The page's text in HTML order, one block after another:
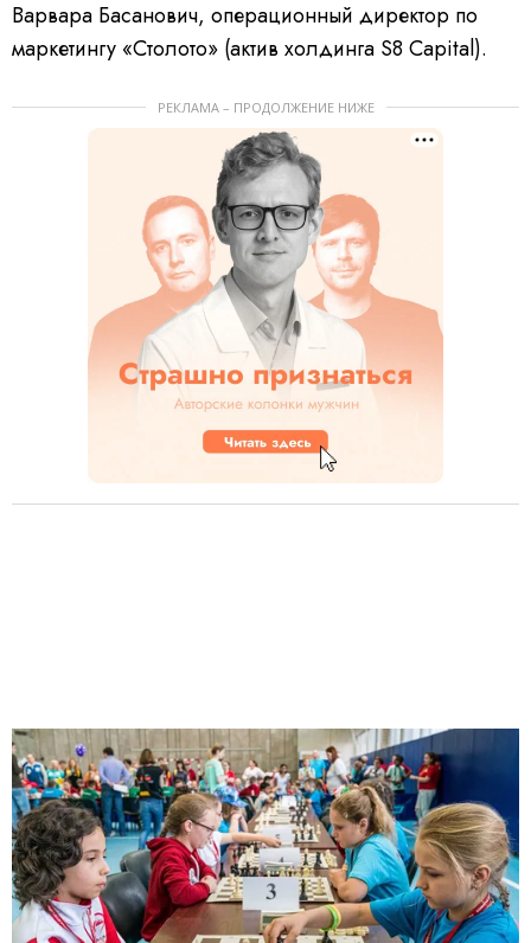
Варвара Басанович, операционный директор по
маркетингу «Столото» (актив холдинга S8 Capital).
РЕКЛАМА – ПРОДОЛЖЕНИЕ НИЖЕ